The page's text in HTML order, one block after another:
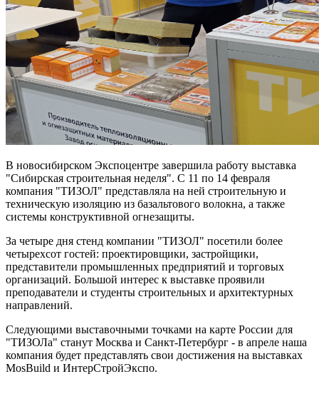
В новосибирском Экспоцентре завершила работу выставка
"Сибирская строительная неделя". С 11 по 14 февраля
компания "ТИЗОЛ" представляла на ней строительную и
техническую изоляцию из базальтового волокна, а также
системы конструктивной огнезащиты.
За четыре дня стенд компании "ТИЗОЛ" посетили более
четырехсот гостей: проектировщики, застройщики,
представители промышленных предприятий и торговых
организаций. Большой интерес к выставке проявили
преподаватели и студенты строительных и архитектурных
направлений.
Следующими выставочными точками на карте России для
"ТИЗОЛа" станут Москва и Санкт-Петербург - в апреле наша
компания будет представлять свои достижения на выставках
MosBuild и ИнтерСтройЭкспо.